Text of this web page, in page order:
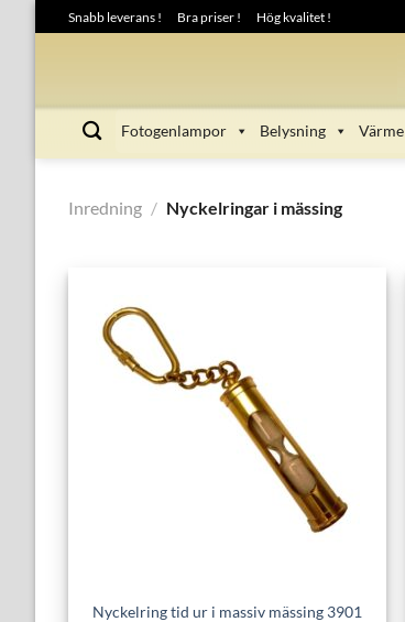
to
Snabb leverans ! Bra priser ! Hög kvalitet !
Fotogenlampor Belysning Värme
Inredning / Nyckelringar i mässing
Nyckelring tid ur i massiv mässing 3901